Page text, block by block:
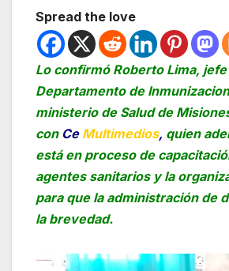
Spread the love
Lo confirmó Roberto Lima,
Departamento de
ministerio de Salud de
conCe Multimedios, quien
está en proceso de
agentes sanitarios y la
para que la administración de
la brevedad.